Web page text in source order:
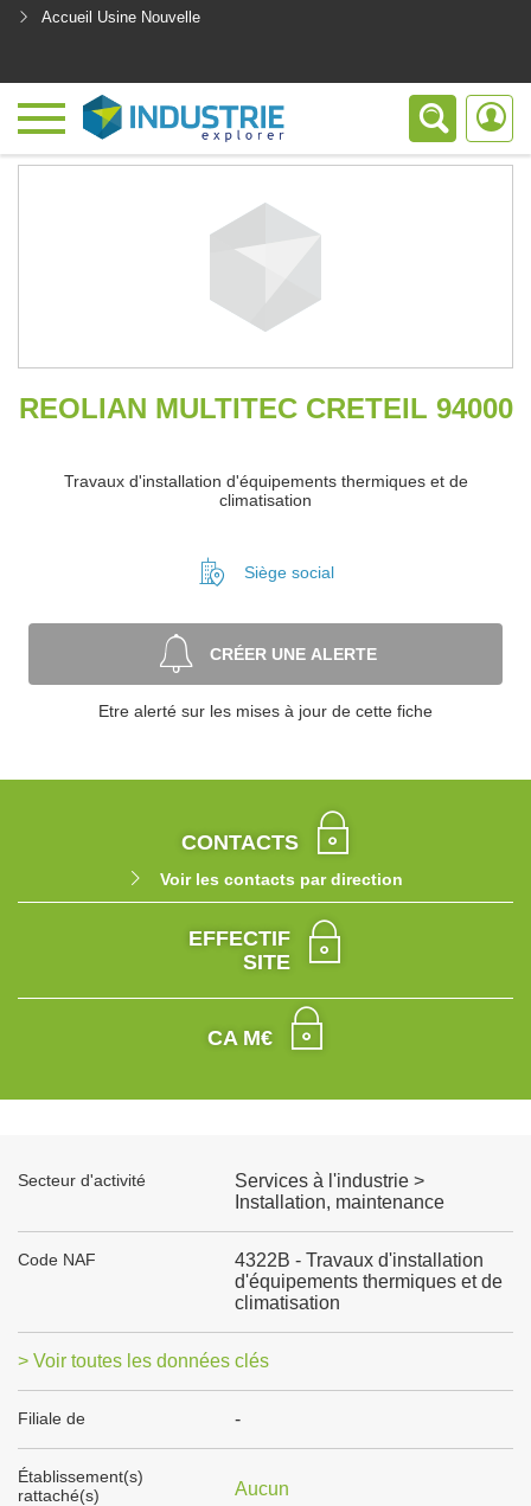
Accueil Usine Nouvelle
REOLIAN MULTITEC CRETEIL 94000
Travaux d'installation d'équipements thermiques et de
climatisation
Siège social
CRÉER UNE ALERTE
Etre alerté sur les mises à jour de cette fiche
CONTACTS
Voir les contacts par direction
EFFECTIF
SITE
CA M€
Secteur d'activité
Services à l'industrie >
Installation, maintenance
Code NAF
4322B - Travaux d'installation
d'équipements thermiques et de
climatisation
> Voir toutes les données clés
Filiale de -
Établissement(s)
rattaché(s)
Aucun